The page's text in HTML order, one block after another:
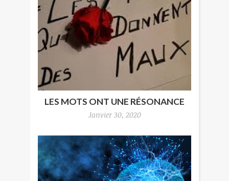
LES MOTS ONT UNE RÉSONANCE
Janvier 30, 2020